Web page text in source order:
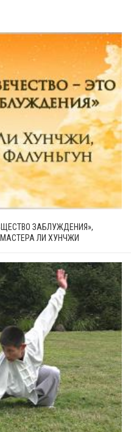
ЗАБЛУЖДЕНИЯ»,
ЛИ ХУНЧЖИ